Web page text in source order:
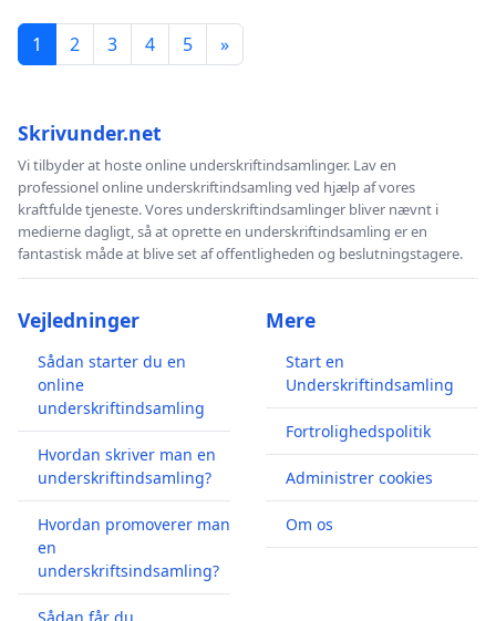
1 2 3 4 5 »
Skrivunder.net
Vi tilbyder at hoste online underskriftindsamlinger. Lav en
professionel online underskriftindsamling ved hjælp af vores
kraftfulde tjeneste. Vores underskriftindsamlinger bliver nævnt i
medierne dagligt, så at oprette en underskriftindsamling er en
fantastisk måde at blive set af offentligheden og beslutningstagere.
Vejledninger
Sådan starter du en
online
underskriftindsamling
Hvordan skriver man en
underskriftindsamling?
Hvordan promoverer man
en
underskriftsindsamling?
Mere
Start en
Underskriftindsamling
Fortrolighedspolitik
Administrer cookies
Om os